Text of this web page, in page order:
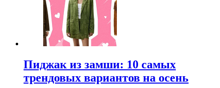
Пиджак из замши: 10 самых
трендовых вариантов на осень